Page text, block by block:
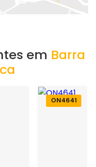
em Barra
ON4641